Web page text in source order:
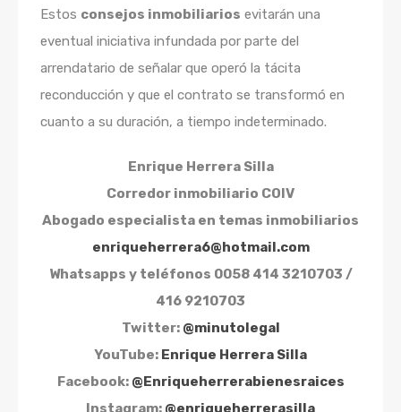
Estos consejos inmobiliarios evitarán una
eventual iniciativa infundada por parte del
arrendatario de señalar que operó la tácita
reconducción y que el contrato se transformó en
cuanto a su duración, a tiempo indeterminado.
Enrique Herrera Silla
Corredor inmobiliario COIV
Abogado especialista en temas inmobiliarios
enriqueherrera6@hotmail.com
Whatsapps y teléfonos 0058 414 3210703 /
416 9210703
Twitter: @minutolegal
YouTube: Enrique Herrera Silla
Facebook: @Enriqueherrerabienesraices
Instagram: @enriqueherrerasilla